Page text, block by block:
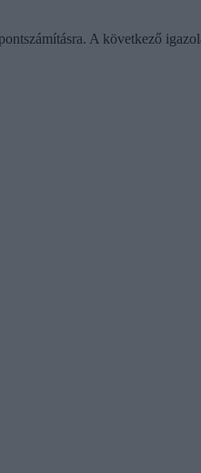
A következő